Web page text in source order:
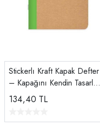
Stickerlı Kraft Kapak Defter
– Kapağını Kendin Tasarla!
(18,5x26 cm, 50 Yaprak,
Çizgili)
134,40 TL